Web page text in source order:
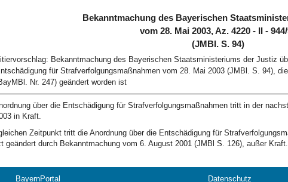
Bekanntmachung des Bayerischen
vom 28. Mai 2003, Az. 4220 - II -
(JMBl. S. 94)
Bekanntmachung des Bayerischen Staatsministeriums der Justiz
für Strafverfolgungsmaßnahmen vom 28. Mai 2003 (JMBl. S. 94),
Nr. 247) geändert worden ist
über die Entschädigung für Strafverfolgungsmaßnahmen tritt in der
in Kraft.
Zeitpunkt tritt die Anordnung über die Entschädigung für
geändert durch Bekanntmachung vom 6. August 2001 (JMBl S. 126), außer Kraft.
BayernPortal Datenschutz